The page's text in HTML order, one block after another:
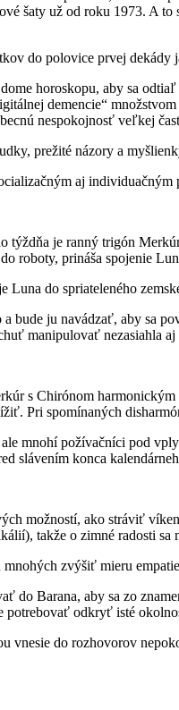
šaty už od roku 1973. A
do polovice prvej dekády
horoskopu, aby sa
demencie“
nespokojnosť veľkej
prežité názory a
aj individuačným
týždňa je ranný trigón
roboty, prináša spojenie
Luna do spriateleného
bude ju navádzať, aby sa
manipulovať nezasiahla
s Chirónom
Pri spomínaných
mnohí požívačníci pod
slávením konca
možností, ako stráviť
takže o zimné radosti sa
zvýšiť mieru
do Barana, aby sa zo
potrebovať odkryť isté
vnesie do rozhovorov